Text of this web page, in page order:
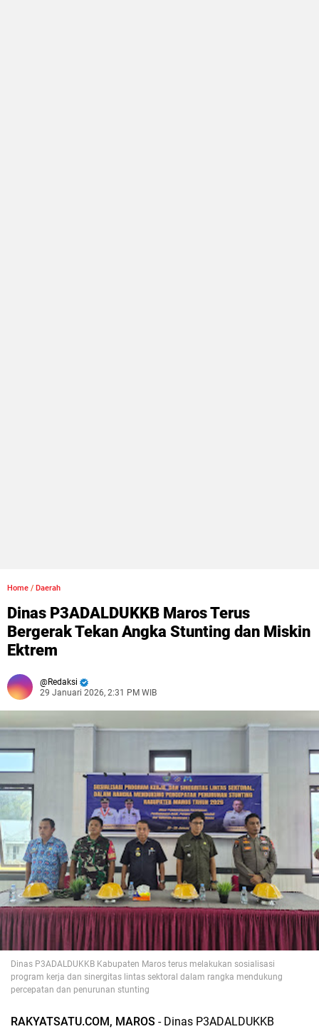
Home / Daerah
Dinas P3ADALDUKKB Maros Terus
Bergerak Tekan Angka Stunting dan Miskin
Ektrem
Redaksi
29 Januari 2026, 2:31 PM WIB
Dinas P3ADALDUKKB Kabupaten Maros terus melakukan sosialisasi
program kerja dan sinergitas lintas sektoral dalam rangka mendukung
percepatan dan penurunan stunting
RAKYATSATU.COM, MAROS - Dinas P3ADALDUKKB